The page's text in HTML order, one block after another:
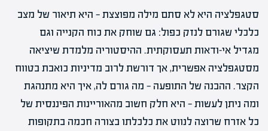
סטגפלציה היא לא סתם מילה מפוצצת — היא תיאור של מצב
כלכלי שגורם לנזק כפול: גם שוחק את כוח הקנייה וגם
מגדיל אי-ודאות תעסוקתית. ההיסטוריה מלמדת שיציאה
מסטגפלציה אפשרית, אך דורשת לרוב מדיניות כואבת בטווח
הקצר. ההבנה של התופעה — מה גורם לה, איך היא מתנהגת
ומה ניתן לעשות — היא חלק חשוב מהאוריינות הפיננסית של
כל אזרח שרוצה לנווט את כלכלתו בצורה חכמה בתקופות